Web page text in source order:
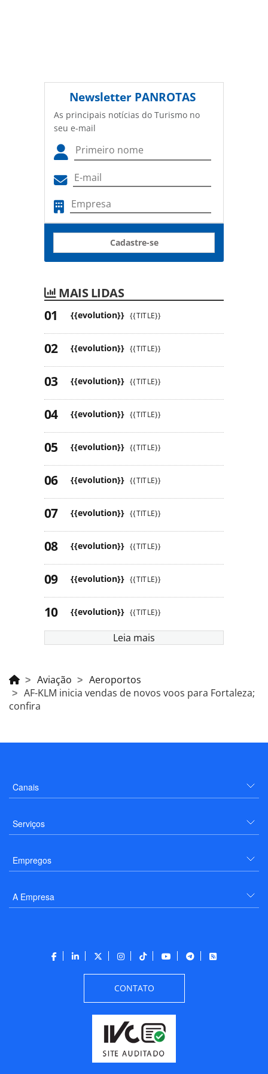
Newsletter PANROTAS
As principais notícias do Turismo no
seu e-mail
Cadastre-se
MAIS LIDAS
{{evolution}} {{TITLE}}
{{evolution}} {{TITLE}}
{{evolution}} {{TITLE}}
{{evolution}} {{TITLE}}
{{evolution}} {{TITLE}}
{{evolution}} {{TITLE}}
{{evolution}} {{TITLE}}
{{evolution}} {{TITLE}}
{{evolution}} {{TITLE}}
{{evolution}} {{TITLE}}
Leia mais
Aviação
Aeroportos
AF-KLM inicia vendas de novos voos para Fortaleza;
confira
Canais
Serviços
Empregos
A Empresa
CONTATO